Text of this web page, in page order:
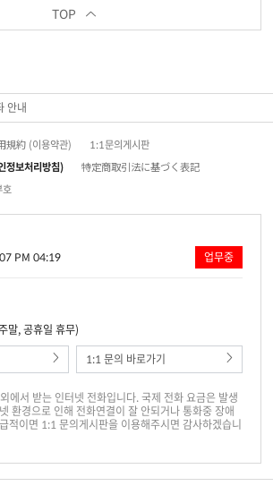
TOP
안내
規約 (이용약관)
1:1문의게시판
정보처리방침)
特定商取引法に基づく表記
호
PM 04:19 업무중
말, 공휴일 휴무)
1:1 문의 바로가기
에서 받는 인터넷 전화입니다. 국제 전화 요금은 발생
환경으로 인해 전화연결이 잘 안되거나 통화중 장애
적이면 1:1 문의게시판을 이용해주시면 감사하겠습니